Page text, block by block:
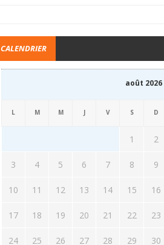
CALENDRIER
août 2026
L M M J V S D
1 2
3 4 5 6 7 8 9
10 11 12 13 14 15 16
17 18 19 20 21 22 23
24 25 26 27 28 29 30